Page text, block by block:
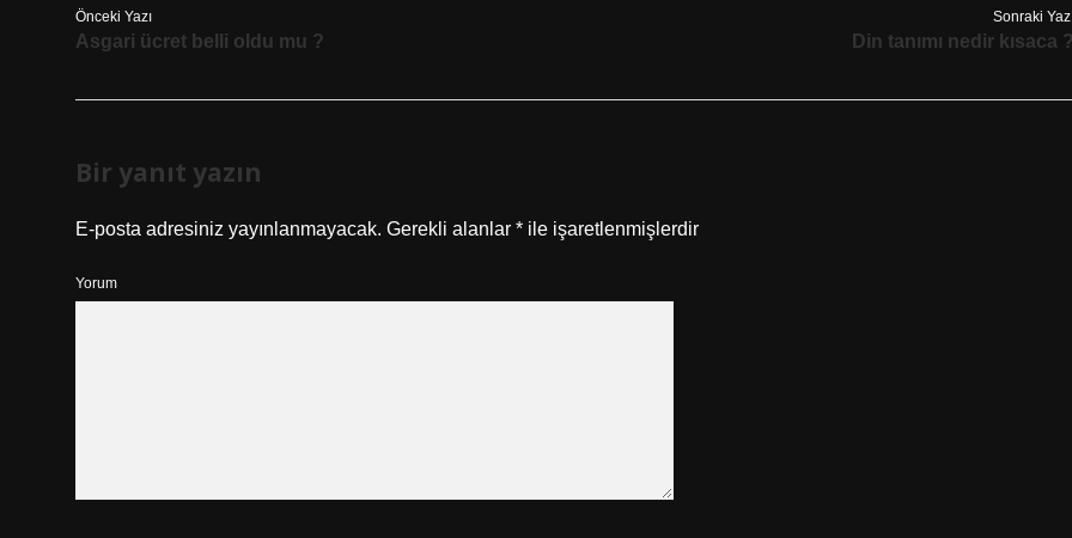
Önceki Yazı
Asgari ücret belli oldu mu ?
Sonraki
Din tanımı nedir kısaca
Bir yanıt yazın
E-posta adresiniz yayınlanmayacak. Gerekli alanlar * ile işaretlenmişlerdir
Yorum